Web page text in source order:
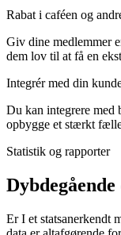
Rabat i caféen og
Giv dine medlemmer
dem lov til at få en
Integrér med din
Du kan integrere
opbygge et stærkt
Statistik og rapporter
Er I et statsanerkendt